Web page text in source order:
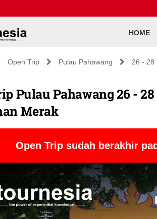
HOME
Open Trip Pulau Pahawang 26 - 28
Pulau Pahawang 26 -
Merak
Open Trip sudah berakhir